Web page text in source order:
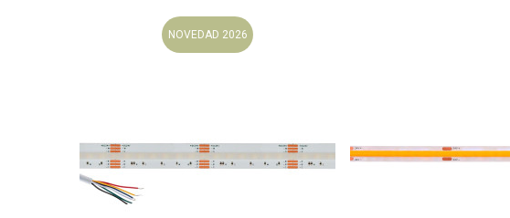
NOVEDAD 2026